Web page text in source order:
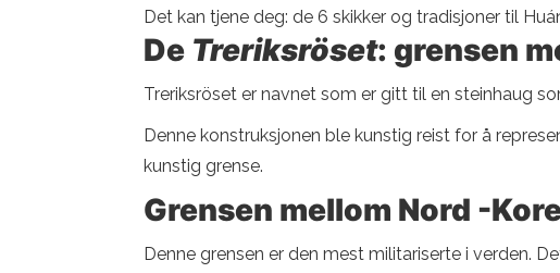
Det kan tjene deg: de 6 skikker og tradisjoner til
De Treriksröset: grensen
Treriksröset er navnet som er gitt til en steinhaug
Denne konstruksjonen ble kunstig reist for å
kunstig grense.
Grensen mellom Nord -
Denne grensen er den mest militariserte i verden.